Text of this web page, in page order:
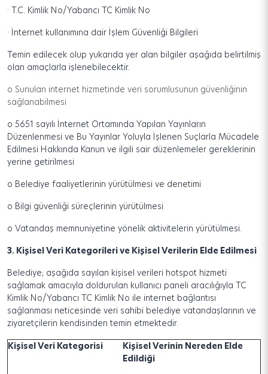
· T.C. Kimlik No/Yabancı TC Kimlik No
· İnternet kullanımına dair İşlem Güvenliği Bilgileri
Temin edilecek olup yukarıda yer alan bilgiler aşağıda belirtilmiş
olan amaçlarla işlenebilecektir.
o Sunulan internet hizmetinde veri sorumlusunun güvenliğinin
sağlanabilmesi
o 5651 sayılı İnternet Ortamında Yapılan Yayınların
Düzenlenmesi ve Bu Yayınlar Yoluyla İşlenen Suçlarla Mücadele
Edilmesi Hakkında Kanun ve ilgili sair düzenlemeler gereklerinin
yerine getirilmesi
o Belediye faaliyetlerinin yürütülmesi ve denetimi
o Bilgi güvenliği süreçlerinin yürütülmesi
o Vatandaş memnuniyetine yönelik aktivitelerin yürütülmesi.
3. Kişisel Veri Kategorileri ve Kişisel Verilerin Elde Edilmesi
Belediye; aşağıda sayılan kişisel verileri hotspot hizmeti
sağlamak amacıyla doldurulan kullanıcı paneli aracılığıyla TC
Kimlik No/Yabancı TC Kimlik No ile internet bağlantısı
sağlanması neticesinde veri sahibi belediye vatandaşlarının ve
ziyaretçilerin kendisinden temin etmektedir.
Kişisel Veri Kategorisi
Kişisel Verinin Nereden Elde
Edildiği